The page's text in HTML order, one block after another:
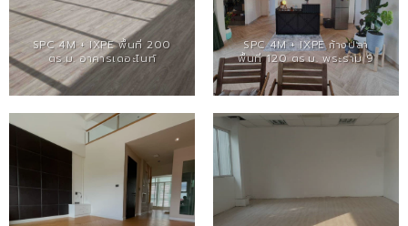
SPC 4M + IXPE พื้นที่ 200
ตร.ม. อาคารเดอะไนท์
SPC 4M + IXPE ก้างปลา
พื้นที่ 120 ตร.ม. พระราม 9